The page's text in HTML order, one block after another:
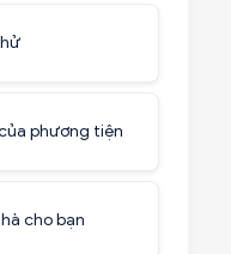
phương tiện
cho bạn